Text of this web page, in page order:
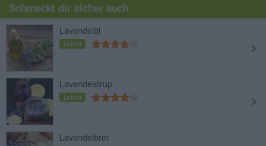
Schmeckt dir sicher auch
Lavendelöl
Leicht
Lavendelsirup
Leicht
Lavendelbrot